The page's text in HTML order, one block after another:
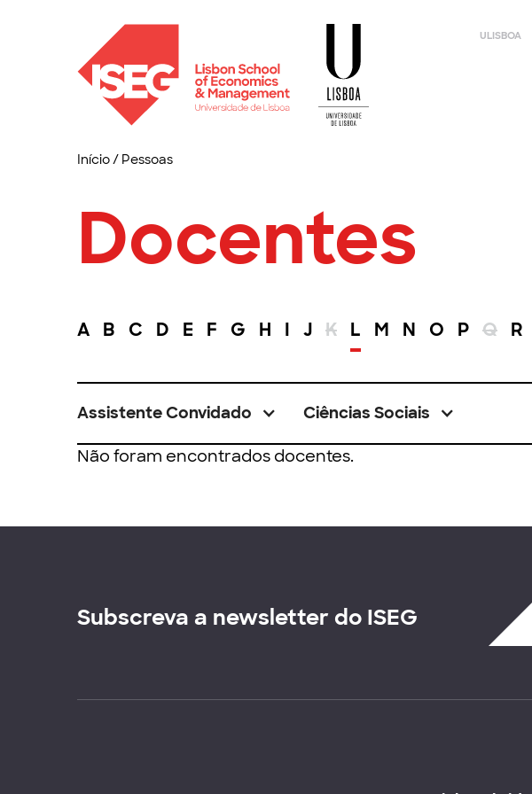
ULISBOA
Início/ Pessoas
Docentes
A B C D E F G H I J K L M N O P Q R
Assistente Convidado Ciências Sociais
Não foram encontrados docentes.
Subscreva a newsletter do ISEG